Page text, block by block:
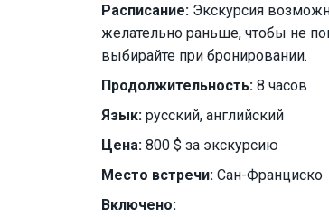
Расписание: Экскурсия
желательно раньше, чтобы не
выбирайте при бронировании.
Продолжительность: 8 часов
Язык: русский, английский
Цена: 800 $ за экскурсию
Место встречи: Сан-Франциско
Включено: